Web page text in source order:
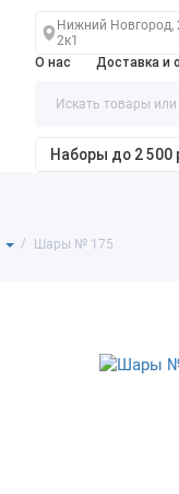
Нижний Новгород,
2к1
О нас
Доставка и
Наборы до 2 500
Шары № 175